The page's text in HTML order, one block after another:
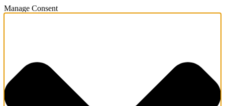
Manage Consent